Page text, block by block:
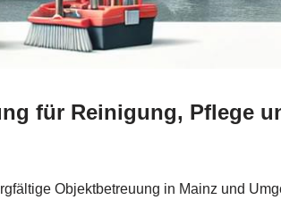
für Reinigung, Pflege
Objektbetreuung in Mainz und